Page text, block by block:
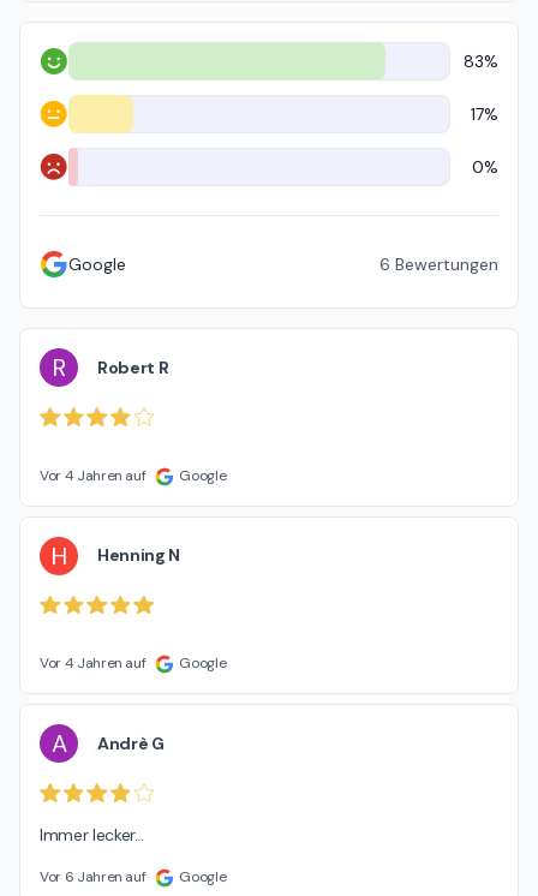
Positiv 83%
Neutral 17%
Negativ 0%
Google 6 Bewertungen
R Robert R
Vor 4 Jahren auf Google
H Henning N
Vor 4 Jahren auf Google
A Andrè G
Immer lecker...
Vor 6 Jahren auf Google